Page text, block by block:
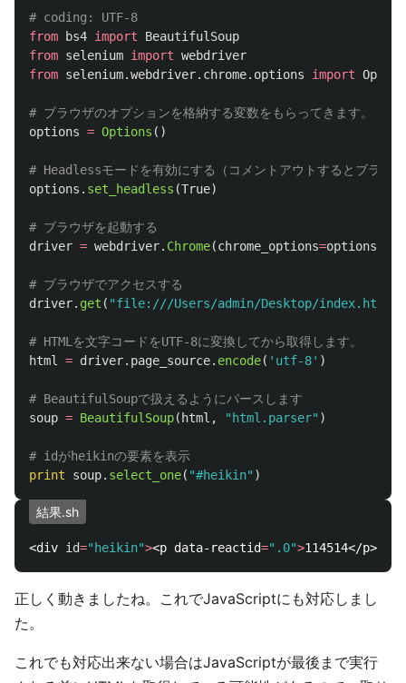
from
bs4 import
BeautifulSoup
from selenium import webdriver
from selenium.webdriver.chrome.options import
options = Options ()
options . set_headless (True)
driver = webdriver. Chrome(chrome_options=options
driver. get ( "file:///Users/admin/Desktop/index.html
html
= driver. page_source. encode( ' utf-8' )
soup = BeautifulSoup( html , " html.parser" )
print
soup. select_one( "#heikin" )
結果.sh
<div id="heikin"><p data-reactid=".0">
正しく動きましたね。これでJavaScriptにも対応しまし
た。
これでも対応出来ない場合はJavaScriptが最後まで実行